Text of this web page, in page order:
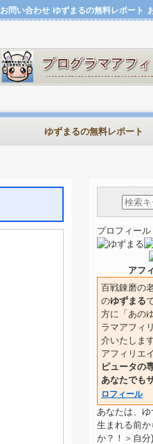
ゆずまるの無料レポート
お問い合わせ
ゆずまるの無料レポート
プロフィール
アフ
百戦錬磨の
のゆずまる
方に「あの
ラマアフィ
介いたしま
アフィリエ
ピュータの
あなたでも
ロフィール
あなたは、ゆ
生まれる前
か？！＞自分)